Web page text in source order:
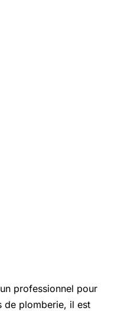
professionnel pour
de plomberie, il est